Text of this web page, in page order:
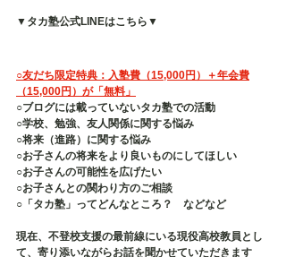
▼タカ塾公式LINEはこちら▼
○友だち限定特典：入塾費（15,000円）＋年会費
（15,000円）が「無料」
○ブログには載っていないタカ塾での活動
○学校、勉強、友人関係に関する悩み
○将来（進路）に関する悩み
○お子さんの将来をより良いものにしてほしい
○お子さんの可能性を広げたい
○お子さんとの関わり方のご相談
○「タカ塾」ってどんなところ？　などなど
現在、不登校支援の最前線にいる現役高校教員とし
て、寄り添いながらお話を聞かせていただきます